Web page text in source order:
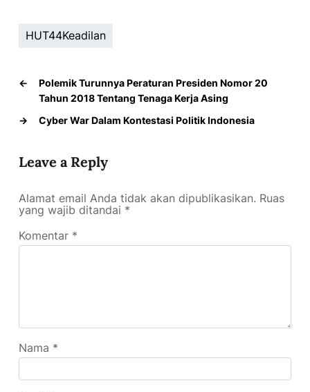
HUT44Keadilan
←
Polemik Turunnya Peraturan Presiden Nomor 20
Tahun 2018 Tentang Tenaga Kerja Asing
→
Cyber War Dalam Kontestasi Politik Indonesia
Leave a Reply
Alamat email Anda tidak akan dipublikasikan. Ruas
yang wajib ditandai *
Komentar *
Nama *